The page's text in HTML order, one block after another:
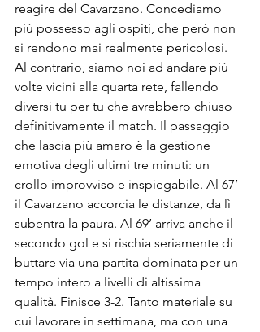
reagire del Cavarzano. Concediamo
più possesso agli ospiti, che però non
si rendono mai realmente pericolosi.
Al contrario, siamo noi ad andare più
volte vicini alla quarta rete, fallendo
diversi tu per tu che avrebbero chiuso
definitivamente il match. Il passaggio
che lascia più amaro è la gestione
emotiva degli ultimi tre minuti: un
crollo improvviso e inspiegabile. Al 67’
il Cavarzano accorcia le distanze, da lì
subentra la paura. Al 69’ arriva anche il
secondo gol e si rischia seriamente di
buttare via una partita dominata per un
tempo intero a livelli di altissima
qualità. Finisce 3-2. Tanto materiale su
cui lavorare in settimana, ma con una